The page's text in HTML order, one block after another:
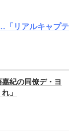
リアルキャプテ
紀の同僚デ・ヨ
」